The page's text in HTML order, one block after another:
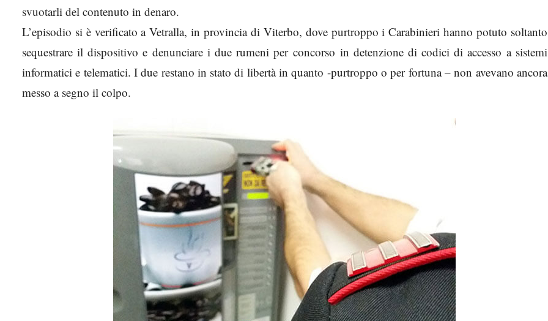
svuotarli del contenuto in denaro.
L’episodio si è verificato a Vetralla, in provincia di Viterbo, dove purtroppo i Carabinieri hanno potuto soltanto
sequestrare il dispositivo e denunciare i due rumeni per concorso in detenzione di codici di accesso a sistemi
informatici e telematici. I due restano in stato di libertà in quanto -purtroppo o per fortuna – non avevano ancora
messo a segno il colpo.